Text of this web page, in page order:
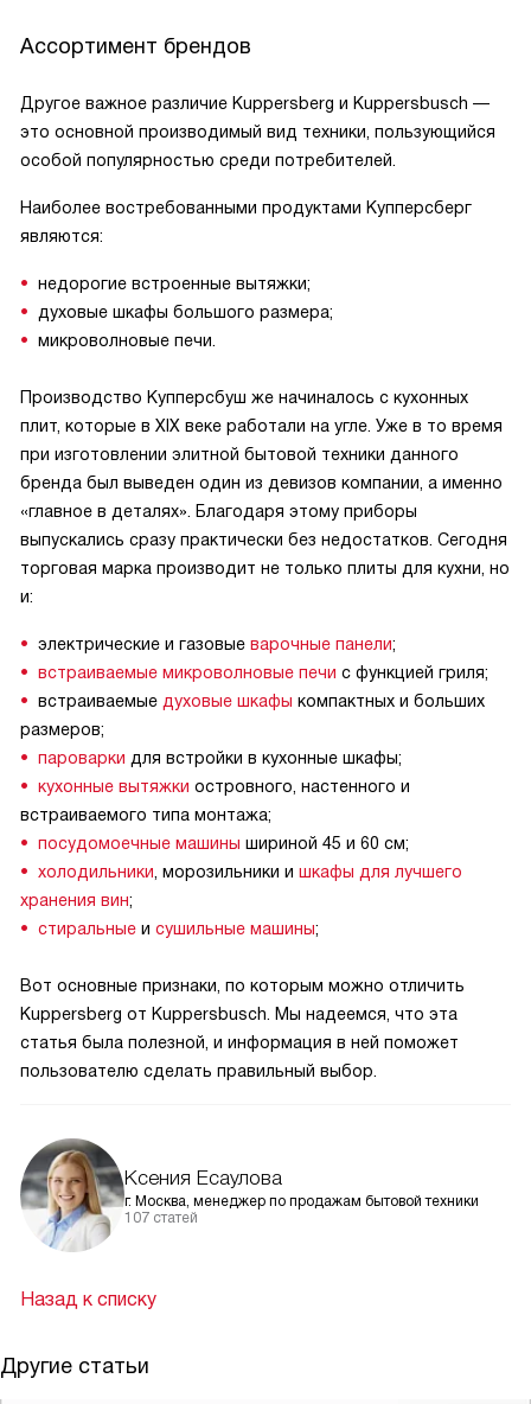
Ассортимент брендов
Другое важное различие Kuppersberg и Kuppersbusch —
это основной производимый вид техники, пользующийся
особой популярностью среди потребителей.
Наиболее востребованными продуктами Купперсберг
являются:
недорогие встроенные вытяжки;
духовые шкафы большого размера;
микроволновые печи.
Производство Купперсбуш же начиналось с кухонных
плит, которые в XIX веке работали на угле. Уже в то время
при изготовлении элитной бытовой техники данного
бренда был выведен один из девизов компании, а именно
«главное в деталях». Благодаря этому приборы
выпускались сразу практически без недостатков. Сегодня
торговая марка производит не только плиты для кухни, но
и:
электрические и газовые варочные панели;
встраиваемые микроволновые печи с функцией гриля;
встраиваемые духовые шкафы компактных и больших
размеров;
пароварки для встройки в кухонные шкафы;
кухонные вытяжки островного, настенного и
встраиваемого типа монтажа;
посудомоечные машины шириной 45 и 60 см;
холодильники , морозильники и шкафы для лучшего
хранения вин;
стиральные и сушильные машины;
Вот основные признаки, по которым можно отличить
Kuppersberg от Kuppersbusch. Мы надеемся, что эта
статья была полезной, и информация в ней поможет
пользователю сделать правильный выбор.
Ксения Есаулова
г. Москва, менеджер по продажам бытовой техники
107 статей
Назад к списку
Другие статьи